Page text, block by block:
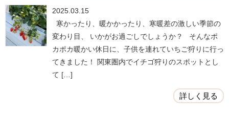
2025.03.15
寒かったり、暖かかったり、寒暖差の激しい季節の
変わり目、 いかがお過ごしでしょうか？ そんなポ
カポカ暖かい休日に、子供を連れていちご狩りに行っ
てきました！ 関東圏内でイチゴ狩りのスポットとし
て […]
詳しく見る